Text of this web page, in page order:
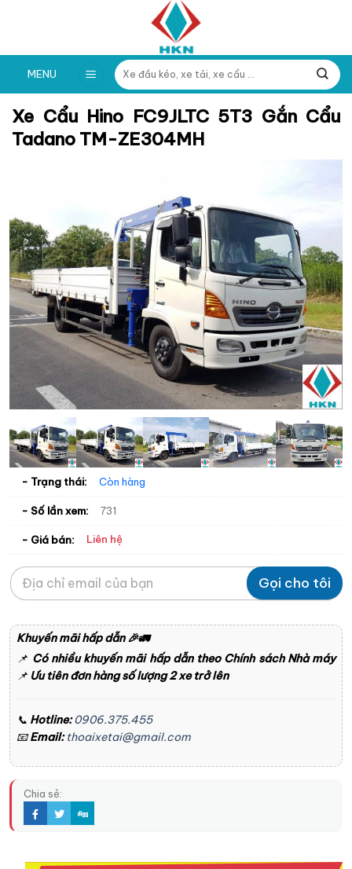
MENU
Tìm
kiếm:
Xe Cẩu Hino FC9JLTC 5T3 Gắn Cẩu
Tadano TM-ZE304MH
- Trạng thái: Còn hàng
- Số lần xem: 731
- Giá bán: Liên hệ
Gọi cho tôi
Khuyến mãi hấp dẫn🎉🚛
📌 Có nhiều khuyến mãi hấp dẫn theo Chính sách Nhà máy
📌 Ưu tiên đơn hàng số lượng 2 xe trở lên
📞 Hotline: 0906.375.455
📧Email: thoaixetai@gmail.com
Chia sẻ: